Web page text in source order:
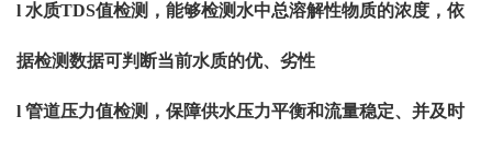
l 水质TDS值检测， 能够检测水中总溶解性物质的浓度，依
据检测数据可判断当前水质的优、劣性
l 管道压力值检测， 保障供水压力平衡和流量稳定、并及时